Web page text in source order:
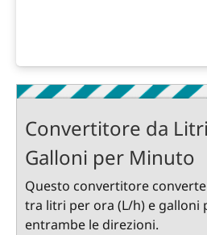
Convertitore da
Galloni per Minuto
Questo convertitore
tra litri per ora (L/h) e galloni
entrambe le direzioni.